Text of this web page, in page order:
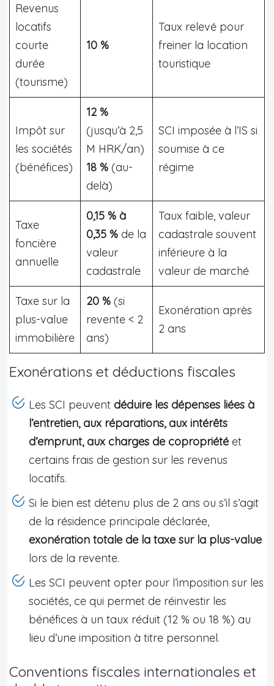
Revenus
locatifs
courte
durée
(tourisme)
10 %
Taux relevé pour
freiner la location
touristique
Impôt sur
les sociétés
(bénéfices)
12 %
(jusqu’à 2,5
M HRK/an)
18 % (au-
delà)
SCI imposée à l’IS si
soumise à ce
régime
Taxe
foncière
annuelle
0,15 % à
0,35 % de la
valeur
cadastrale
Taux faible, valeur
cadastrale souvent
inférieure à la
valeur de marché
Taxe sur la
plus-value
immobilière
20 % (si
revente < 2
ans)
Exonération après
2 ans
Exonérations et déductions fiscales
Les SCI peuvent déduire les dépenses liées à
l’entretien, aux réparations, aux intérêts
d’emprunt, aux charges de copropriété et
certains frais de gestion sur les revenus
locatifs.
Si le bien est détenu plus de 2 ans ou s’il s’agit
de la résidence principale déclarée,
exonération totale de la taxe sur la plus-value
lors de la revente.
Les SCI peuvent opter pour l’imposition sur les
sociétés, ce qui permet de réinvestir les
bénéfices à un taux réduit (12 % ou 18 %) au
lieu d’une imposition à titre personnel.
Conventions fiscales internationales et